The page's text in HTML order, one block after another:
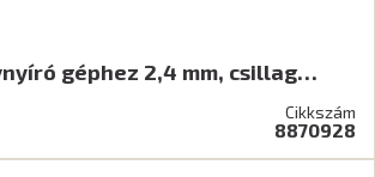
géphez 2,4 mm, csillag…
Cikkszám
8870928